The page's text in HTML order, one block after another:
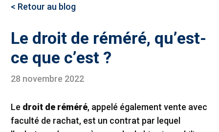
< Retour au blog
Le droit de réméré, qu’est-
ce que c’est ?
28 novembre 2022
Le droit de réméré, appelé également vente avec
faculté de rachat, est un contrat par lequel